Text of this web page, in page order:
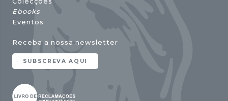
Ebooks
Eventos
Receba a nossa newsletter
SUBSCREVA AQUI